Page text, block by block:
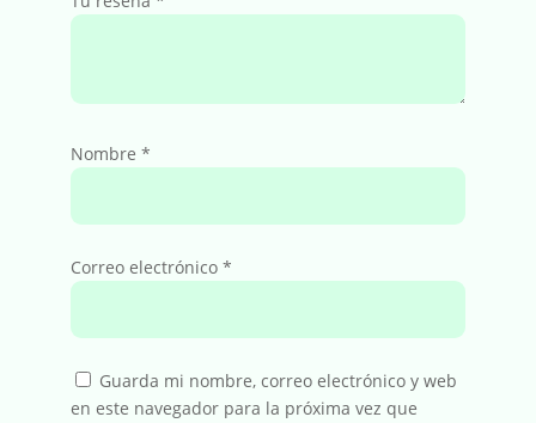
Nombre *
Correo electrónico *
Guarda mi nombre, correo electrónico y web
en este navegador para la próxima vez que